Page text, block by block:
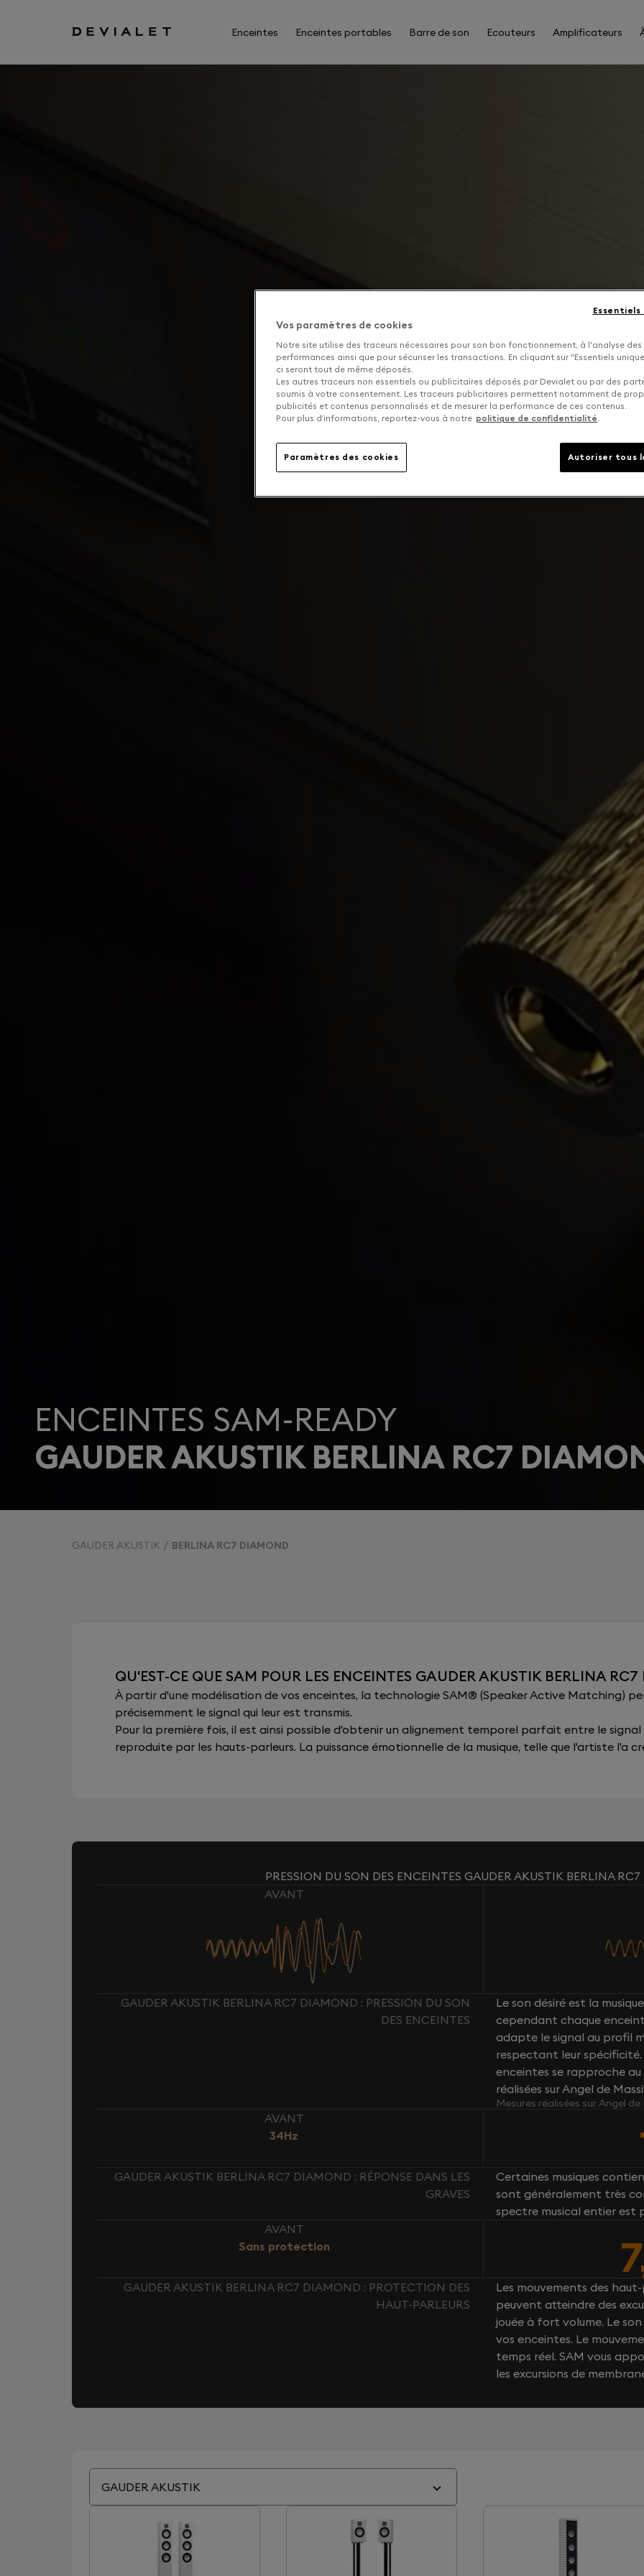
Enceintes Enceintes portables Barre de son Ecouteurs Amplificateurs
ENCEINTES SAM-READY
GAUDER AKUSTIK BERLINA RC7
GAUDER AKUSTIK BERLINA RC7 DIAMOND
QU'EST-CE QUE SAM POUR LES ENCEINTES GAUDER AKUSTIK BERLINA
À partir d'une modélisation de vos enceintes, la technologie SAM® (Speaker Active Matching)
précisemment le signal qui leur est transmis.
Pour la première fois, il est ainsi possible d'obtenir un alignement temporel parfait entre le
reproduite par les hauts-parleurs. La puissance émotionnelle de la musique, telle que l'artiste l'a
PRESSION DU SON DES ENCEINTES GAUDER AKUSTIK BERLINA
AVANT
GAUDER AKUSTIK BERLINA RC7 DIAMOND : PRESSION DU SON
DES ENCEINTES
Le son désiré est la
cependant chaque
adapte le signal au profil
respectant leur
enceintes se rapproche au
réalisées sur Angel de
Mesures réalisées sur Angel
AVANT
34Hz
GAUDER AKUSTIK BERLINA RC7 DIAMOND : RÉPONSE DANS LES
GRAVES
Certaines musiques
sont généralement très
spectre musical entier
AVANT
Sans protection
GAUDER AKUSTIK BERLINA RC7 DIAMOND : PROTECTION DES
HAUT-PARLEURS
Les mouvements des
peuvent atteindre des
jouée à fort volume. Le
vos enceintes. Le
temps réel. SAM vous
les excursions de
GAUDER AKUSTIK
Vos paramètres de cookies
Notre site utilise des traceurs nécessaires pour son bon fonctionnement, à l'analyse des
performances ainsi que pour sécuriser les transactions. En cliquant sur "Essentiels
ci seront tout de même déposés.
Les autres traceurs non essentiels ou publicitaires déposés par Devialet ou par des
soumis à votre consentement. Les traceurs publicitaires permettent notamment de
publicités et contenus personnalisés et de mesurer la performance de ces contenus.
Pour plus d’informations, reportez-vous à notre politique de confidentialité
Paramètres des cookies
Essentiels
Autoriser tous